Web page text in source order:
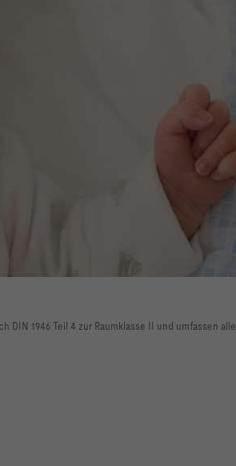
1946 Teil 4 zur Raumklasse II und umfassen alle